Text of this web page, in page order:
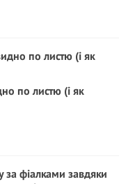
по листю (і як